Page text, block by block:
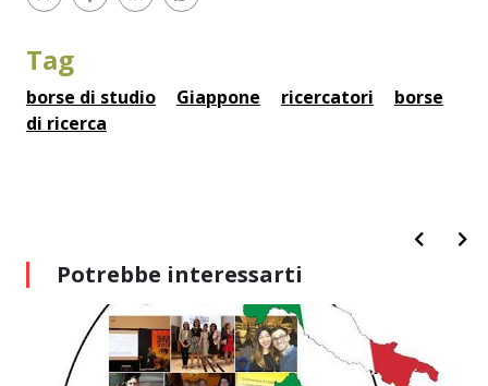
Tag
borse di studio Giappone ricercatori
borse
di ricerca
Potrebbe interessarti